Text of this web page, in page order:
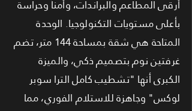
أرقى المطاعم والبراندات، وأمناً وحراسة
بأعلى مستويات التكنولوجيا. الوحدة
المتاحة هي شقة بمساحة 144 متر، تضم
غرفتين نوم بتصميم ذكي، والميزة
الكبرى أنها "تشطيب كامل الترا سوبر
لوكس" وجاهزة للاستلام الفوري، مما